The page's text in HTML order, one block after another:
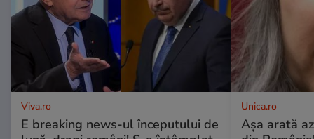
Viva.ro
E breaking news-ul începutului de
Unica.ro
Așa arată